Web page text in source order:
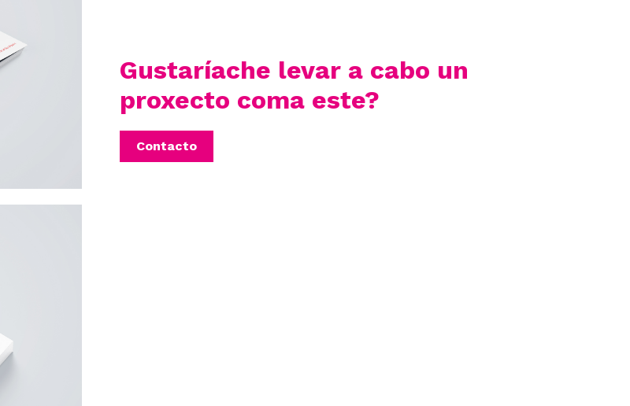
Gustaríache levar a cabo un
proxecto coma este?
Contacto